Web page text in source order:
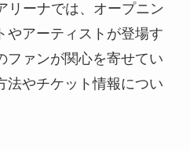
リーナでは、オープニン
やアーティストが登場す
ファンが関心を寄せてい
法やチケット情報につい